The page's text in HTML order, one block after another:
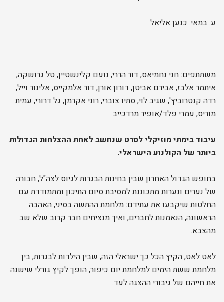
ע. במאי: כנען אליאל
משתתפים: חני נחמיאס, דור הררי, נועם קלינשטיין, טל גרושקה,
איתמר אלבז, אבירם אביטן, דורון אורן, דור אלמקייס, אלינור וייל,
רדה קנטרוביץ', שגיב לוי, סתיו צוברי, רוני אקרמן, גל דרורי, עמית
מוריס, עמרי פלד/אופיר מרדכייב
עיבוד בימתי מוזיקלי לסרט שנחשב לאחת ההצלחות הגדולות
ביותר של הקולנוע הישראלי.
בחופש הגדול האחרון שבין בחינות הבגרות לגיוס לצה"ל, חבורה
של נערים ונערות מתכוננת למסיבת סיום התיכון ומתמודדת עם
החלטות שיקבעו את עתידם: מלחמת ההתשה בסיני, האהבה
הראשונה, הנאמנות לחברים, ואיך מנציחים חבר קרוב שלא שב
מהצבא.
לאט לאט, הקיץ הכל כך ישראלי הזה, שבין הילדות לבגרות, בין
מלחמת ששת הימים למלחמת יום כיפור, הופך לקיץ גורלי שישנה
את חייהם של גיבורי ההצגה לעד.